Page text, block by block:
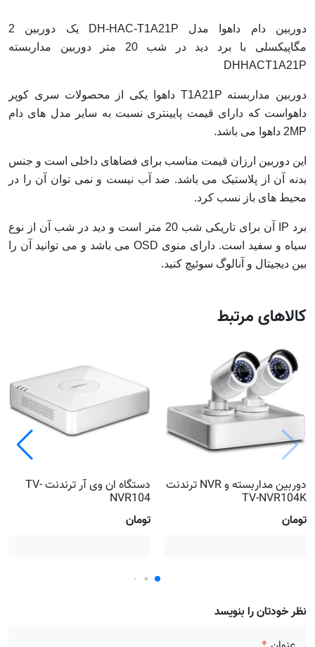
دوربین دام داهوا مدل DH-HAC-T1A21P یک دوربین 2
مگاپیکسلی با برد دید در شب 20 متر دوربین مداربسته
DHHACT1A21P
دوربین مداربسته T1A21P داهوا یکی از محصولات سری کوپر
داهواست که دارای قیمت پایینتری نسبت به سایر مدل های دام
2MP داهوا می باشد.
این دوربین ارزان قیمت مناسب برای فضاهای داخلی است و جنس
بدنه آن از پلاستیک می باشد. ضد آب نیست و نمی توان آن را در
محیط های باز نسب کرد.
برد IP آن برای تاریکی شب 20 متر است و دید در شب آن از نوع
سیاه و سفید است. دارای منوی OSD می باشد و می توانید آن را
بین دیجیتال و آنالوگ سوئیچ کنید.
کالاهای مرتبط
دوربین مداربسته و NVR ترندنت
TV-NVR104K
تومان
دستگاه ان وی آر ترندنت TV-
NVR104
تومان
نظر خودتان را بنویسد
*